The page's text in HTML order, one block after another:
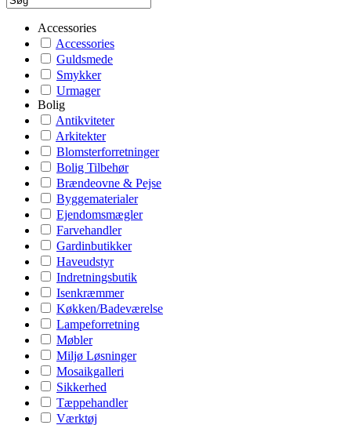
Accessories
Accessories
Guldsmede
Smykker
Urmager
Bolig
Antikviteter
Arkitekter
Blomsterforretninger
Bolig Tilbehør
Brændeovne & Pejse
Byggematerialer
Ejendomsmægler
Farvehandler
Gardinbutikker
Haveudstyr
Indretningsbutik
Isenkræmmer
Køkken/Badeværelse
Lampeforretning
Møbler
Miljø Løsninger
Mosaikgalleri
Sikkerhed
Tæppehandler
Værktøj